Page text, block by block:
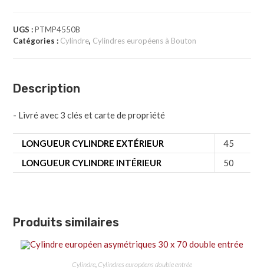
UGS :PTMP4550B
Catégories : Cylindre, Cylindres européens à Bouton
Description
- Livré avec 3 clés et carte de propriété
LONGUEUR CYLINDRE EXTÉRIEUR
45
LONGUEUR CYLINDRE INTÉRIEUR
50
Produits similaires
Cylindre, Cylindres européens double entrée